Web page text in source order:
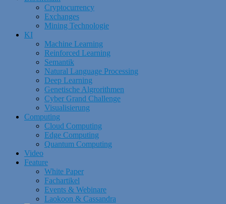
Cryptocurrency
Exchanges
Mining Technologie
KI
Machine Learning
Reinforced Learning
Semantik
Natural Language Processing
Deep Learning
Genetische Algrorithmen
Cyber Grand Challenge
Visualisierung
Computing
Cloud Computing
Edge Computing
Quantum Computing
Video
Feature
White Paper
Fachartikel
Events & Webinare
Laokoon & Cassandra